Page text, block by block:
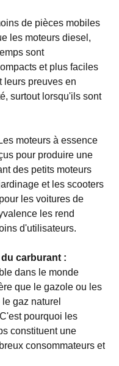
de pièces mobiles
les moteurs diesel,
sont
et plus faciles
leurs preuves en
surtout lorsqu'ils sont
Les moteurs à essence
pour produire une
des petits moteurs
et les scooters
les voitures de
les rend
d'utilisateurs.
carburant :
dans le monde
que le gazole ou les
gaz naturel
pourquoi les
constituent une
consommateurs et